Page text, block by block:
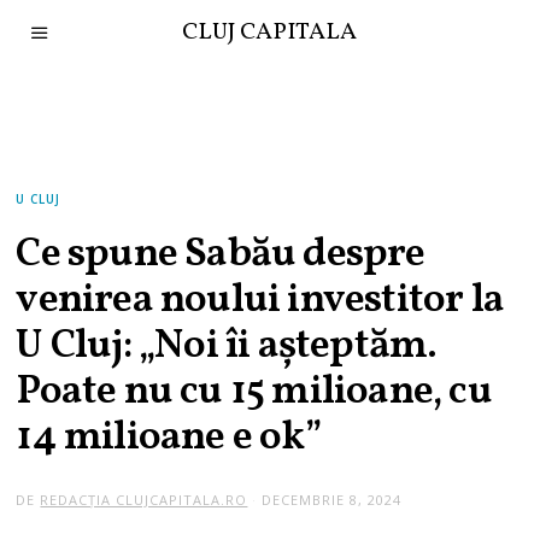
CLUJ CAPITALA
U CLUJ
Ce spune Sabău despre
venirea noului investitor la
U Cluj: „Noi îi așteptăm.
Poate nu cu 15 milioane, cu
14 milioane e ok”
DE REDACȚIA CLUJCAPITALA.RO DECEMBRIE 8, 2024